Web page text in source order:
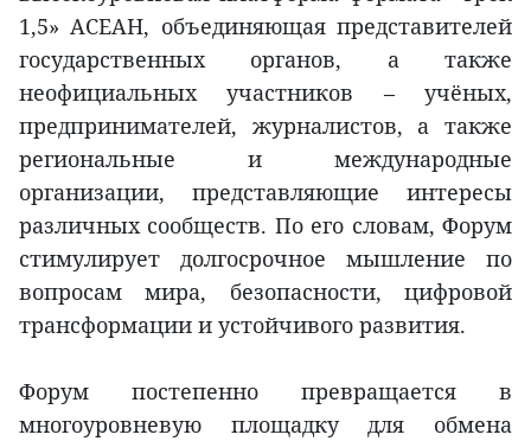
1,5» АСЕАН, объединяющая представителей
государственных органов, а также
неофициальных участников – учёных,
предпринимателей, журналистов, а также
региональные и международные
организации, представляющие интересы
различных сообществ. По его словам, Форум
стимулирует долгосрочное мышление по
вопросам мира, безопасности, цифровой
трансформации и устойчивого развития.
Форум постепенно превращается в
многоуровневую площадку для обмена